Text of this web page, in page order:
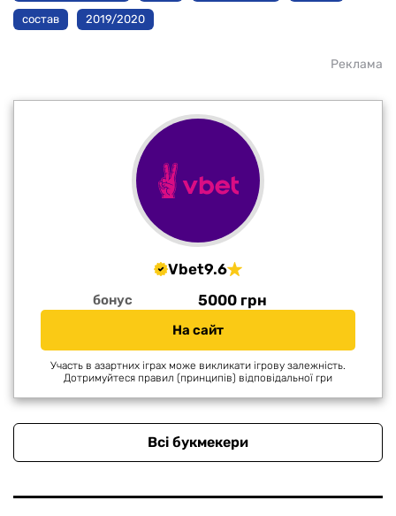
состав 2019/2020
Реклама
Vbet9.6
бонус 5000 грн
На сайт
Участь в азартних іграх може викликати ігрову залежність.
Дотримуйтеся правил (принципів) відповідальної гри
Всі букмекери